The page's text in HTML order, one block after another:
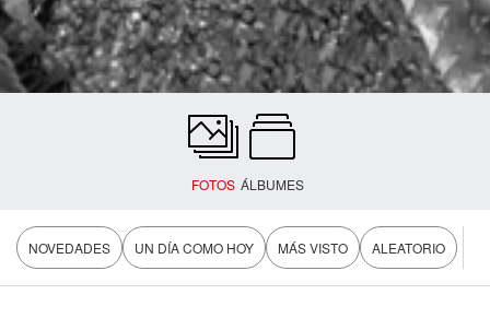
FOTOS ÁLBUMES
NOVEDADES UN DÍA COMO HOY MÁS VISTO ALEATORIO